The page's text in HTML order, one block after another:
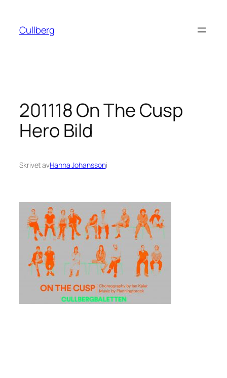
innehåll
Cullberg
201118 On The Cusp
Hero Bild
Skrivet avHanna Johanssoni